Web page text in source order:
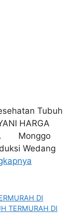
Tubuh
HARGA
Monggo
Wedang
DI
TERMURAH DI